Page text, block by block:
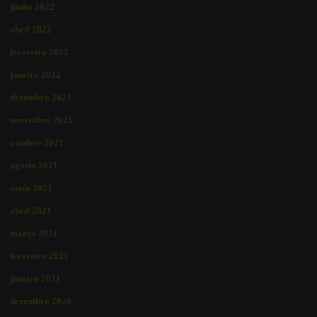
junho 2022
abril 2022
fevereiro 2022
janeiro 2022
dezembro 2021
novembro 2021
outubro 2021
agosto 2021
maio 2021
abril 2021
março 2021
fevereiro 2021
janeiro 2021
dezembro 2020